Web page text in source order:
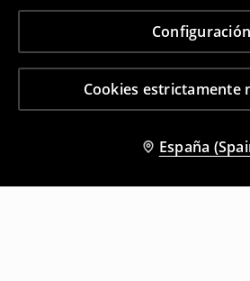
Cookies estrictamente
Configuración
España